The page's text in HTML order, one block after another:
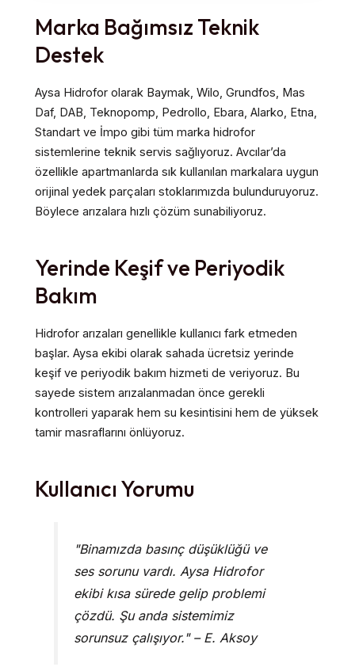
Marka Bağımsız Teknik
Destek
Aysa Hidrofor olarak Baymak, Wilo, Grundfos, Mas
Daf, DAB, Teknopomp, Pedrollo, Ebara, Alarko, Etna,
Standart ve İmpo gibi tüm marka hidrofor
sistemlerine teknik servis sağlıyoruz. Avcılar’da
özellikle apartmanlarda sık kullanılan markalara uygun
orijinal yedek parçaları stoklarımızda bulunduruyoruz.
Böylece arızalara hızlı çözüm sunabiliyoruz.
Yerinde Keşif ve Periyodik
Bakım
Hidrofor arızaları genellikle kullanıcı fark etmeden
başlar. Aysa ekibi olarak sahada ücretsiz yerinde
keşif ve periyodik bakım hizmeti de veriyoruz. Bu
sayede sistem arızalanmadan önce gerekli
kontrolleri yaparak hem su kesintisini hem de yüksek
tamir masraflarını önlüyoruz.
Kullanıcı Yorumu
"Binamızda basınç düşüklüğü ve
ses sorunu vardı. Aysa Hidrofor
ekibi kısa sürede gelip problemi
çözdü. Şu anda sistemimiz
sorunsuz çalışıyor." – E. Aksoy